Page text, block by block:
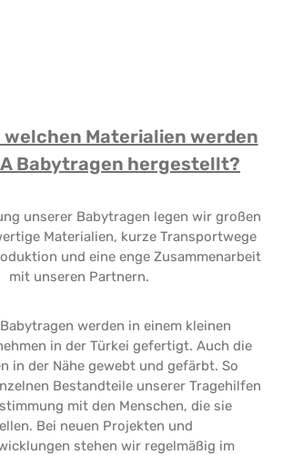
welchen Materialien werden
Babytragen hergestellt?
unserer Babytragen legen wir großen
Materialien, kurze Transportwege
und eine enge Zusammenarbeit
mit unseren Partnern.
Babytragen werden in einem kleinen
in der Türkei gefertigt. Auch die
in der Nähe gewebt und gefärbt. So
Bestandteile unserer Tragehilfen
mit den Menschen, die sie
Bei neuen Projekten und
stehen wir regelmäßig im